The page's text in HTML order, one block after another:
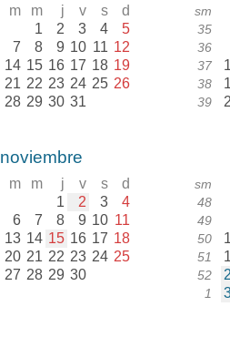
m m j v s d
1 2 3 4 5
7 8 9 10 11 12
14 15 16 17 18 19
21 22 23 24 25 26
28 29 30 31
sm
35
36
37
38
39
noviembre
m m j v s d
1 2 3 4
6 7 8 9 10 11
13 14 15 16 17 18
20 21 22 23 24 25
27 28 29 30
sm
48
49
50
51
52
1